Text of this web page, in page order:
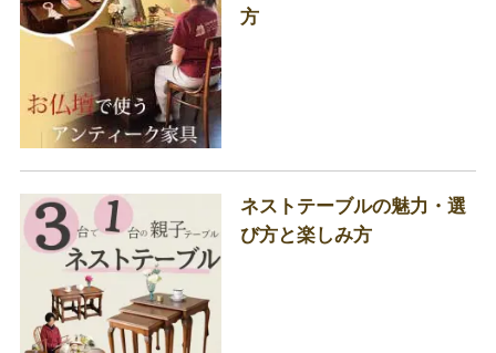
方
ネストテーブルの魅力・選
び方と楽しみ方